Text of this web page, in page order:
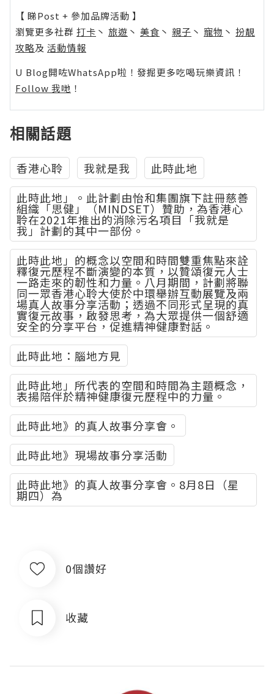
【 睇Post + 參加品牌活動 】
瀏覽更多社群 打卡 丶 旅遊 丶 美食 丶 親子 丶 寵物 丶 扮靚
攻略及 活動情報
U Blog開咗WhatsApp啦！發掘更多吃喝玩樂資訊！
Follow 我哋 ！
相關話題
香港心聆 我就是我
此時此地
此時此地」。此計劃由怡和集團旗下註冊慈善
組織「思健」（MINDSET）贊助，為香港心
聆在2021年推出的消除污名項目「我就是
我」計劃的其中一部份。
此時此地」的概念以空間和時間雙重焦點來詮
釋復元歷程不斷演變的本質，以贊頌復元人士
一路走來的韌性和力量。八月期間，計劃將聯
同一眾香港心聆大使於中環舉辦互動展覽及兩
場真人故事分享活動；透過不同形式呈現的真
實復元故事，啟發思考，為大眾提供一個舒適
安全的分享平台，促進精神健康對話。
此時此地：腦地方見
此時此地」所代表的空間和時間為主題概念，
表揚陪伴於精神健康復元歷程中的力量。
此時此地》的真人故事分享會。
此時此地》現場故事分享活動
此時此地》的真人故事分享會。8月8日（星
期四）為
0個讚好
收藏